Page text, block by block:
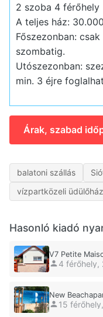
2 szoba 4 férőhely
A teljes ház:
Főszezonban:
szombatig.
Utószezonban:
min. 3 éjre
Árak, szabad
balatoni szállás
vízpartközeli üdülőház
Hasonló kiadó
V7 Petite
4 férőhely,
New
15